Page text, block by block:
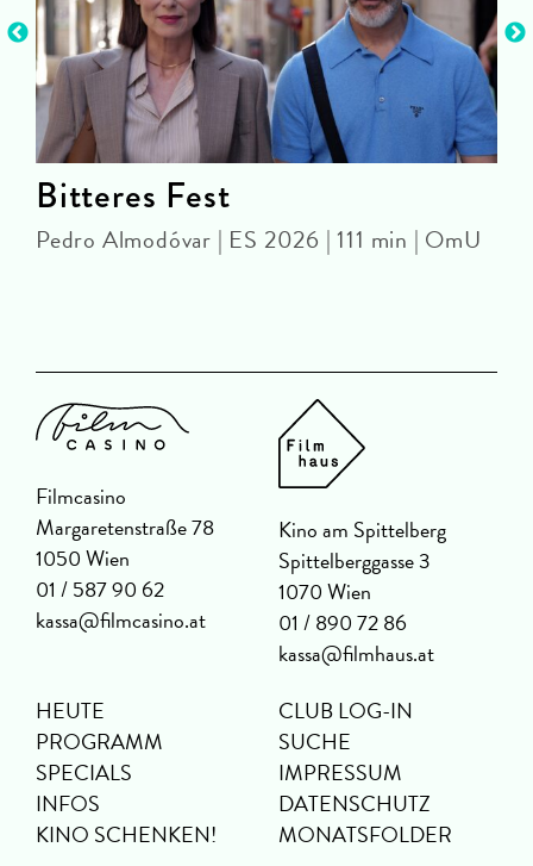
Bitteres Fest
Pedro Almodóvar | ES 2026 | 111 min | OmU
Filmcasino
Margaretenstraße 78
1050 Wien
01 / 587 90 62
kassa@filmcasino.at
Kino am Spittelberg
Spittelberggasse 3
1070 Wien
01 / 890 72 86
kassa@filmhaus.at
HEUTE
PROGRAMM
SPECIALS
INFOS
KINO SCHENKEN!
CLUB LOG-IN
SUCHE
IMPRESSUM
DATENSCHUTZ
MONATSFOLDER